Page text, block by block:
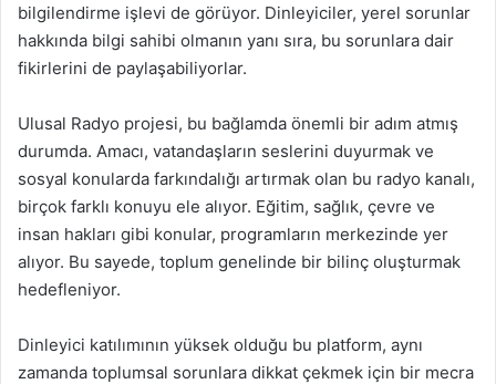
bilgilendirme işlevi de görüyor. Dinleyiciler, yerel sorunlar
hakkında bilgi sahibi olmanın yanı sıra, bu sorunlara dair
fikirlerini de paylaşabiliyorlar.
Ulusal Radyo projesi, bu bağlamda önemli bir adım atmış
durumda. Amacı, vatandaşların seslerini duyurmak ve
sosyal konularda farkındalığı artırmak olan bu radyo kanalı,
birçok farklı konuyu ele alıyor. Eğitim, sağlık, çevre ve
insan hakları gibi konular, programların merkezinde yer
alıyor. Bu sayede, toplum genelinde bir bilinç oluşturmak
hedefleniyor.
Dinleyici katılımının yüksek olduğu bu platform, aynı
zamanda toplumsal sorunlara dikkat çekmek için bir mecra